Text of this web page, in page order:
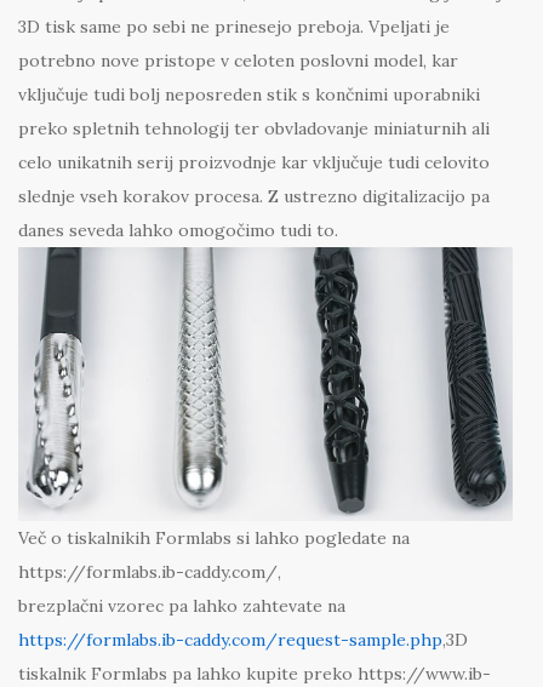
3D tisk same po sebi ne prinesejo preboja. Vpeljati je
potrebno nove pristope v celoten poslovni model, kar
vključuje tudi bolj neposreden stik s končnimi uporabniki
preko spletnih tehnologij ter obvladovanje miniaturnih ali
celo unikatnih serij proizvodnje kar vključuje tudi celovito
slednje vseh korakov procesa. Z ustrezno digitalizacijo pa
danes seveda lahko omogočimo tudi to.
Več o tiskalnikih Formlabs si lahko pogledate na
https://formlabs.ib-caddy.com/,
brezplačni vzorec pa lahko zahtevate na
https://formlabs.ib-caddy.com/request-sample.php,3D
tiskalnik Formlabs pa lahko kupite preko https://www.ib-